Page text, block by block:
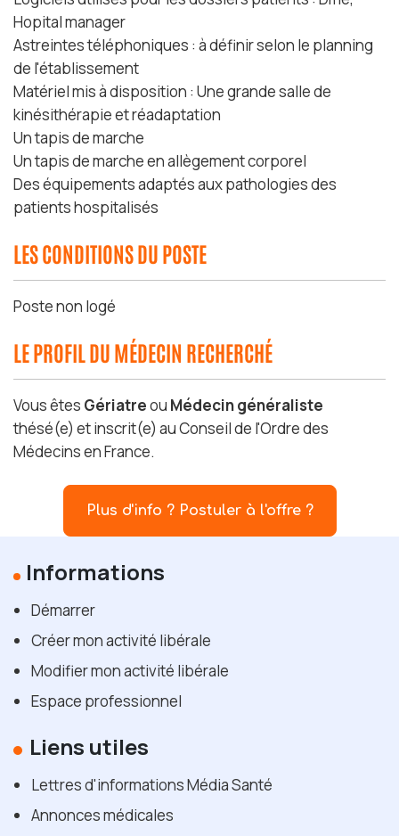
Hopital manager
Astreintes téléphoniques : à définir selon le planning
de l'établissement
Matériel mis à disposition : Une grande salle de
kinésithérapie et réadaptation
Un tapis de marche
Un tapis de marche en allègement corporel
Des équipements adaptés aux pathologies des
patients hospitalisés
LES CONDITIONS DU POSTE
Poste non logé
LE PROFIL DU MÉDECIN RECHERCHÉ
Vous êtes Gériatreou Médecin généraliste
thésé(e) et inscrit(e) au Conseil de l'Ordre des
Médecins en France.
Plus d'info ? Postuler à l'offre ?
Informations
Démarrer
Créer mon activité libérale
Modifier mon activité libérale
Espace professionnel
Liens utiles
Lettres d'informations Média Santé
Annonces médicales